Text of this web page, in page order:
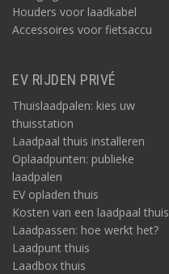
Houders voor laadkabel
Accessoires voor fietsaccu
EV RIJDEN PRIVÉ
Thuislaadpalen: kies uw
thuisstation
Laadpaal thuis installeren
Oplaadpunten: publieke
laadpalen
EV opladen thuis
Kosten van een laadpaal thuis
Laadpassen: hoe werkt het?
Laadpunt thuis
Laadbox thuis